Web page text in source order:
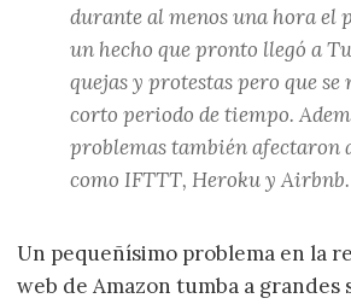
durante al menos una hora el
un hecho que pronto llegó a
quejas y protestas pero que
corto periodo de tiempo.
problemas también afectaron
como IFTTT, Heroku y Airbnb.
Un pequeñísimo problema en la
web de Amazon tumba a grandes